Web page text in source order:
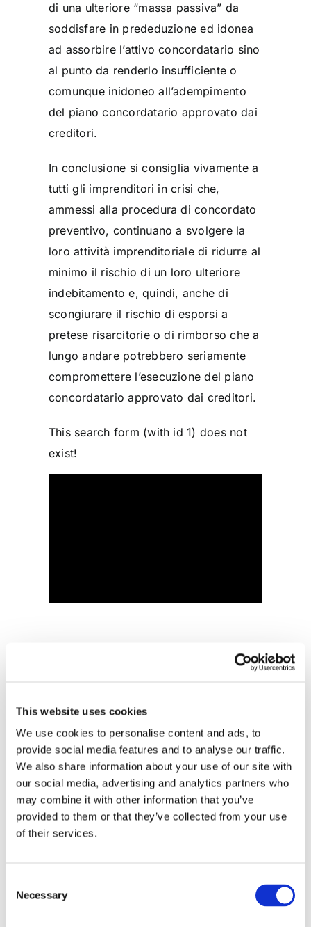
This website uses cookies
We use cookies to personalise content and ads, to
provide social media features and to analyse our traffic.
We also share information about your use of our site with
our social media, advertising and analytics partners who
may combine it with other information that you’ve
provided to them or that they’ve collected from your use
of their services.
Selection
Necessary
di una ulteriore “massa passiva” da
soddisfare in prededuzione ed idonea
ad assorbire l’attivo concordatario sino
al punto da renderlo insufficiente o
comunque inidoneo all’adempimento
del piano concordatario approvato dai
creditori.
In conclusione si consiglia vivamente a
tutti gli imprenditori in crisi che,
ammessi alla procedura di concordato
preventivo, continuano a svolgere la
loro attività imprenditoriale di ridurre al
minimo il rischio di un loro ulteriore
indebitamento e, quindi, anche di
scongiurare il rischio di esporsi a
pretese risarcitorie o di rimborso che a
lungo andare potrebbero seriamente
compromettere l’esecuzione del piano
concordatario approvato dai creditori.
This search form (with id 1) does not
exist!
Articoli
Recenti